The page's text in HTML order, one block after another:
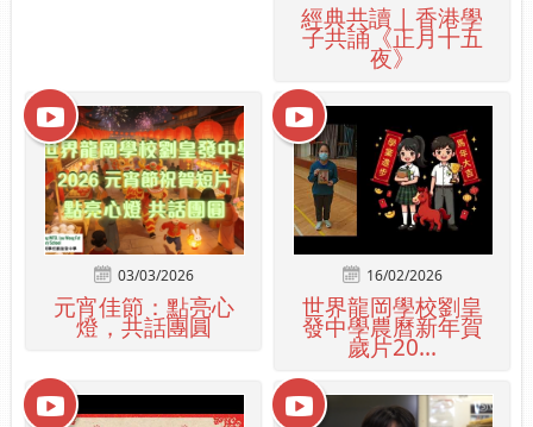
經典共讀 | 香港學
子共誦《正月十五
夜》
03/03/2026
元宵佳節：點亮心
燈，共話團圓
16/02/2026
世界龍岡學校劉皇
發中學農曆新年賀
歲片20...